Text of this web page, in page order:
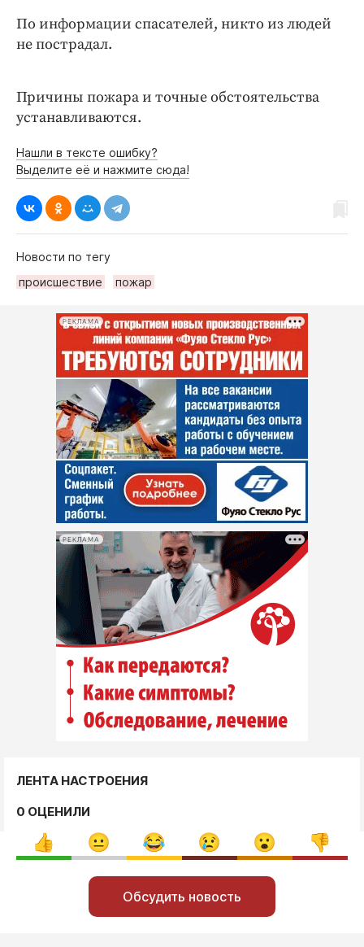
По информации спасателей, никто из людей
не пострадал.
Причины пожара и точные обстоятельства
устанавливаются.
Нашли в тексте ошибку?
Выделите её и нажмите сюда!
Новости по тегу
происшествие
пожар
РЕКЛАМА
РЕКЛАМА
ЛЕНТА НАСТРОЕНИЯ
0 ОЦЕНИЛИ
Обсудить новость